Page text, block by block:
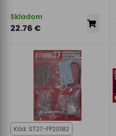
Skladom
22.76 €
Kód: ST27-FP20182